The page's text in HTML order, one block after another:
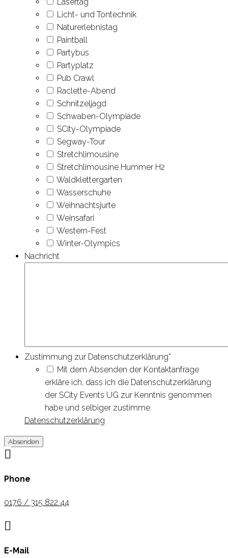
Licht- und Tontechnik
Natur­erlebnis­tag
Paintball
Party­bus
Party­platz
Pub Crawl
Raclette-Abend
Schnitzeljagd
Schwaben-Olympiade
SCity-Olympiade
Segway-Tour
Stretch­limousine
Stretch­limousine Hummer H2
Wald­kletter­garten
Wasser­schuhe
Weih­nachts­jurte
Weinsafari
Western-Fest
Winter-Olympics
Nachricht
Zustimmung zur Datenschutzerklärung*
Mit dem Absenden der Kontaktanfrage
erkläre ich, dass ich die Datenschutzerklärung
der SCity Events UG zur Kenntnis genommen
habe und selbiger zustimme.
Datenschutzerklärung

Phone
0176 / 315 822 44

E-Mail